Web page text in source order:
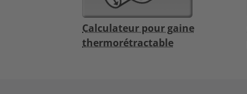
Calculateur pour gaine
thermorétractable